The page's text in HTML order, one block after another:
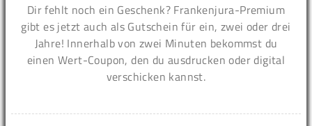
Dir fehlt noch ein Geschenk? Frankenjura-Premium
gibt es jetzt auch als Gutschein für ein, zwei oder drei
Jahre! Innerhalb von zwei Minuten bekommst du
einen Wert-Coupon, den du ausdrucken oder digital
verschicken kannst.